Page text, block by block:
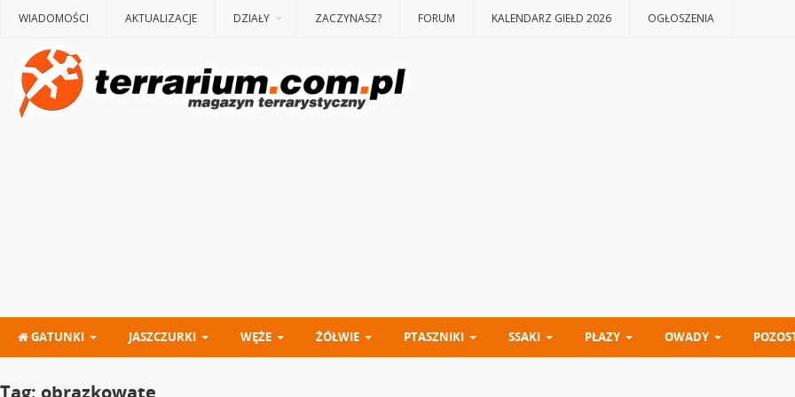
WIADOMOŚCI AKTUALIZACJE DZIAŁY ZACZYNASZ? FORUM KALENDARZ GIEŁD 2026 OGŁOSZENIA
GATUNKI JASZCZURKI WĘŻE ŻÓŁWIE PTASZNIKI SSAKI PŁAZY OWADY
Tag: obrazkowate